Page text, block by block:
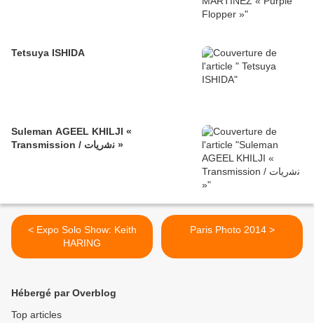
Tetsuya ISHIDA
Suleman AGEEL KHILJI «
Transmission / ﻧﺷرﯾﺎت »
< Expo Solo Show: Keith
HARING
Paris Photo 2014 >
Hébergé par Overblog
Top articles